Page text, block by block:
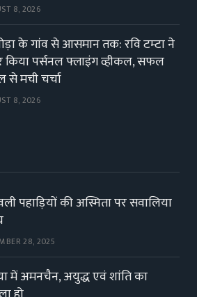
8, 2026
के गांव से आसमान तक: रवि टम्टा ने
किया पर्सनल फ्लाइंग व्हीकल, सफल
से मची चर्चा
8, 2026
पहाड़ियों की अस्मिता पर सवालिया
28, 2025
में अमनचैन, अयुद्ध एवं शांति का